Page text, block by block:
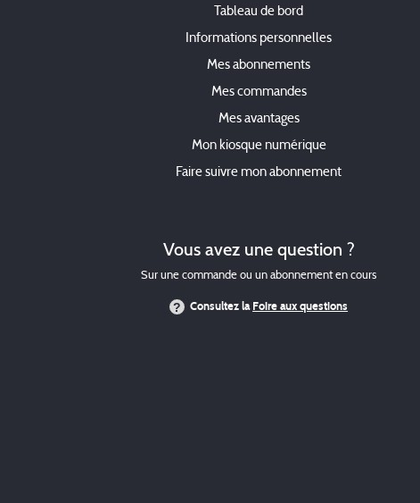
Tableau de bord
Informations personnelles
Mes abonnements
Mes commandes
Mes avantages
Mon kiosque numérique
Faire suivre mon abonnement
Vous avez une question ?
Sur une commande ou un abonnement en cours
Consultez laFoire aux questions